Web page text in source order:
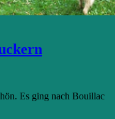
Es ging nach Bouillac